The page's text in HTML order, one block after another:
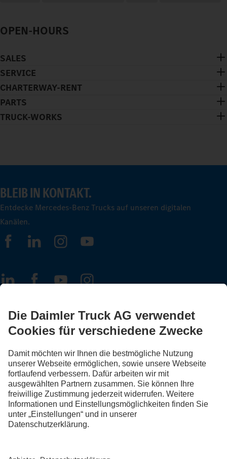
OPEN-HOURS
SALES
SERVICE
CHARTERWAY-RENT
PARTS
TRUCK-WORKS
BLEIB IN KONTAKT.
Entdecke Mercedes-Benz Trucks auf unseren digitalen
Kanälen.
FOLLOW THE ROADSTARS.
Tausche jetzt Erfahrungen mit anderen Truckerinnen und
Truckern aus.
Steig ein